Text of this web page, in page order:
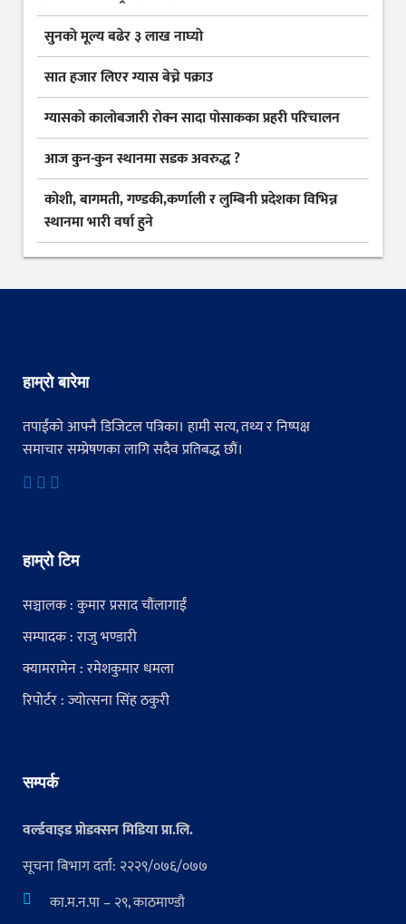
सुनकाे मूल्य बढेर ३ लाख नाघ्याे
सात हजार लिएर ग्यास बेच्ने पक्राउ
ग्यासकाे कालोबजारी राेक्न सादा पोसाकका प्रहरी परिचालन
आज कुन-कुन स्थानमा सडक अवरुद्ध ?
कोशी, बागमती, गण्डकी,कर्णाली र लुम्बिनी प्रदेशका विभिन्न
स्थानमा भारी वर्षा हुने
हाम्रो बारेमा
तपाईंको आफ्नै डिजिटल पत्रिका। हामी सत्य, तथ्य र निष्पक्ष
समाचार सम्प्रेषणका लागि सदैव प्रतिबद्ध छौं।
हाम्रो टिम
सञ्चालक : कुमार प्रसाद चौंलागाईं
सम्पादक : राजु भण्डारी
क्यामरामेन : रमेशकुमार धमला
रिपोर्टर : ज्योत्सना सिंह ठकुरी
सम्पर्क
वर्ल्डवाइड प्रोडक्सन मिडिया प्रा.लि.
सूचना बिभाग दर्ता: २२२९/०७६/०७७
का.म.न.पा – २९, काठमाण्डौ